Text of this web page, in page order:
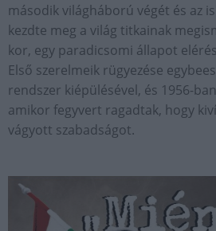
második világháború végét és az
kezdte meg a világ titkainak
kor, egy paradicsomi állapot
Első szerelmeik rügyezése
rendszer kiépülésével, és 1956-
amikor fegyvert ragadtak, hogy
vágyott szabadságot.